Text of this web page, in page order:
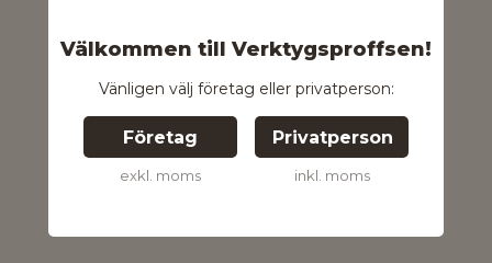
Välkommen till Verktygsproffsen!
Vänligen välj företag eller privatperson:
Företag
exkl. moms
Privatperson
inkl. moms